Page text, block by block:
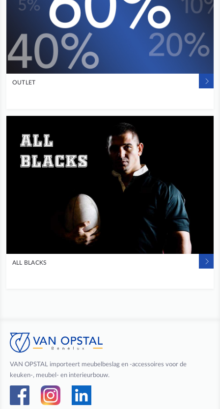
OUTLET
ALL BLACKS
VAN OPSTAL importeert meubelbeslag en -accessoires voor de
keuken-, meubel- en interieurbouw.